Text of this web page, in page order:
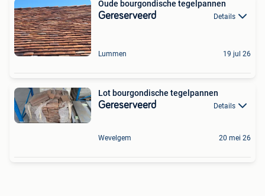
Oude bourgondische tegelpannen
Gereserveerd Details
Lummen 19 jul 26
Lot bourgondische tegelpannen
Gereserveerd Details
Wevelgem 20 mei 26